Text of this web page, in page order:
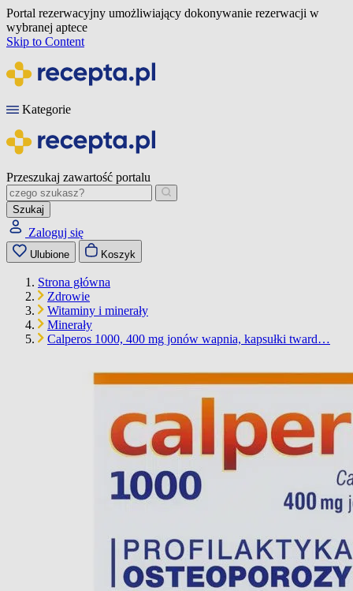
Portal rezerwacyjny umożliwiający dokonywanie rezerwacji w
wybranej aptece
Skip to Content
Kategorie
Przeszukaj zawartość portalu
Szukaj
Zaloguj się
Ulubione Koszyk
Strona główna
Zdrowie
Witaminy i minerały
Minerały
Calperos 1000, 400 mg jonów wapnia, kapsułki tward…